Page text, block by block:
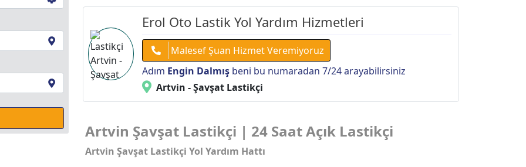
Erol Oto Lastik Yol Yardım Hizmetleri
Malesef Şuan Hizmet Veremiyoruz
Adım Engin Dalmış beni bu numaradan 7/24 arayabilirsiniz
Artvin - Şavşat Lastikçi
Artvin Şavşat Lastikçi | 24 Saat Açık Lastikçi
Artvin Şavşat Lastikçi Yol Yardım Hattı